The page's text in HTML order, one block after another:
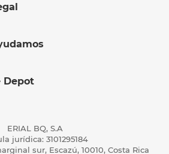
Depot
ERIAL BQ, S.A
jurídica: 3101295184
sur, Escazú, 10010, Costa Rica